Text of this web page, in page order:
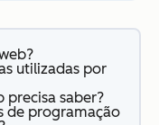
utilizadas por
precisa saber?
de programação